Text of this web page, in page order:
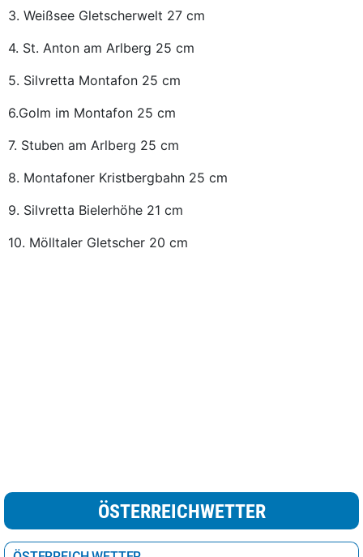
3. Weißsee Gletscherwelt 27 cm
4. St. Anton am Arlberg 25 cm
5. Silvretta Montafon 25 cm
6.Golm im Montafon 25 cm
7. Stuben am Arlberg 25 cm
8. Montafoner Kristbergbahn 25 cm
9. Silvretta Bielerhöhe 21 cm
10. Mölltaler Gletscher 20 cm
ÖSTERREICHWETTER